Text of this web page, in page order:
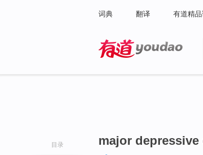
词典 翻译 有道精
目录 major